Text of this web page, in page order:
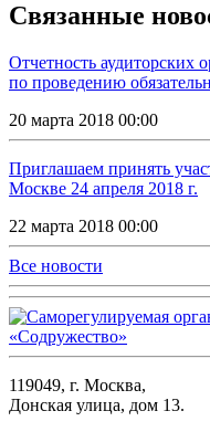
Связанные
Отчетность аудиторских
по проведению
20 марта 2018 00:00
Приглашаем принять
Москве 24 апреля 2018 г.
22 марта 2018 00:00
Все новости
119049, г. Москва,
Донская улица, дом 13.